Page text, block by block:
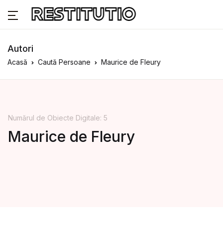
Autori
Acasă Caută Persoane Maurice de Fleury
Numărul de Obiecte Digitale: 5
Maurice de Fleury